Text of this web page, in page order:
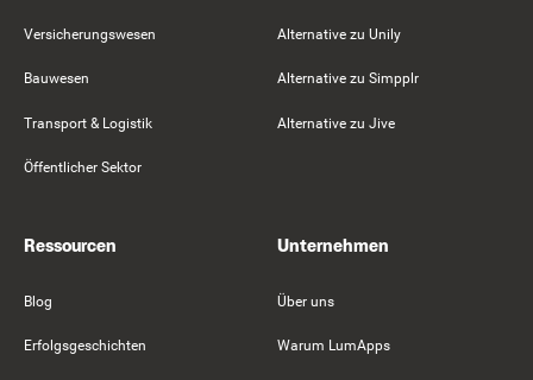
Versicherungswesen
Bauwesen
Transport & Logistik
Öffentlicher Sektor
Alternative zu Unily
Alternative zu Simpplr
Alternative zu Jive
Ressourcen
Blog
Erfolgsgeschichten
Unternehmen
Über uns
Warum LumApps